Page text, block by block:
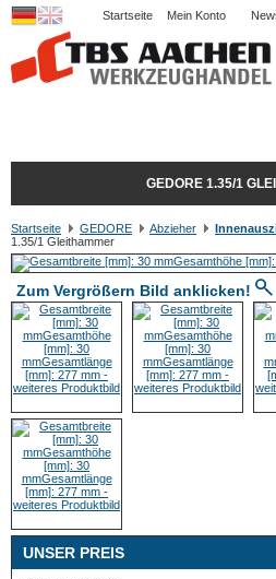
Startseite Mein Konto
GEDORE 1.35/1
Startseite GEDORE Abzieher
1.35/1 Gleithammer
Zum Vergrößern Bild anklicken!
UNSER PREIS